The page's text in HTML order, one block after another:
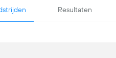
Resultaten